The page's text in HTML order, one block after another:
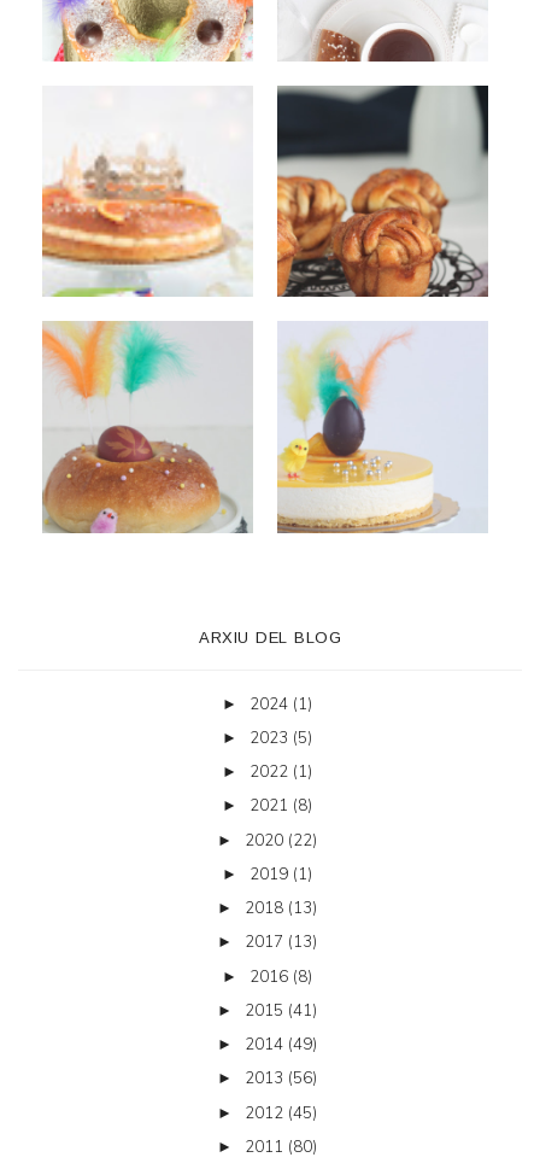
ARXIU DEL BLOG
► 2024 (1)
► 2023 (5)
► 2022 (1)
► 2021 (8)
► 2020 (22)
► 2019 (1)
► 2018 (13)
► 2017 (13)
► 2016 (8)
► 2015 (41)
► 2014 (49)
► 2013 (56)
► 2012 (45)
► 2011 (80)